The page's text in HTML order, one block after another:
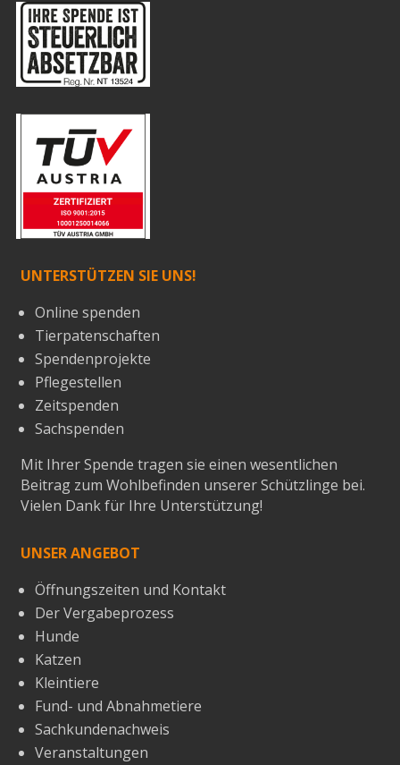
UNTERSTÜTZEN SIE UNS!
Online spenden
Tierpatenschaften
Spendenprojekte
Pflegestellen
Zeitspenden
Sachspenden
Mit Ihrer Spende tragen sie einen wesentlichen
Beitrag zum Wohlbefinden unserer Schützlinge bei.
Vielen Dank für Ihre Unterstützung!
UNSER ANGEBOT
Öffnungszeiten und Kontakt
Der Vergabeprozess
Hunde
Katzen
Kleintiere
Fund- und Abnahmetiere
Sachkundenachweis
Veranstaltungen